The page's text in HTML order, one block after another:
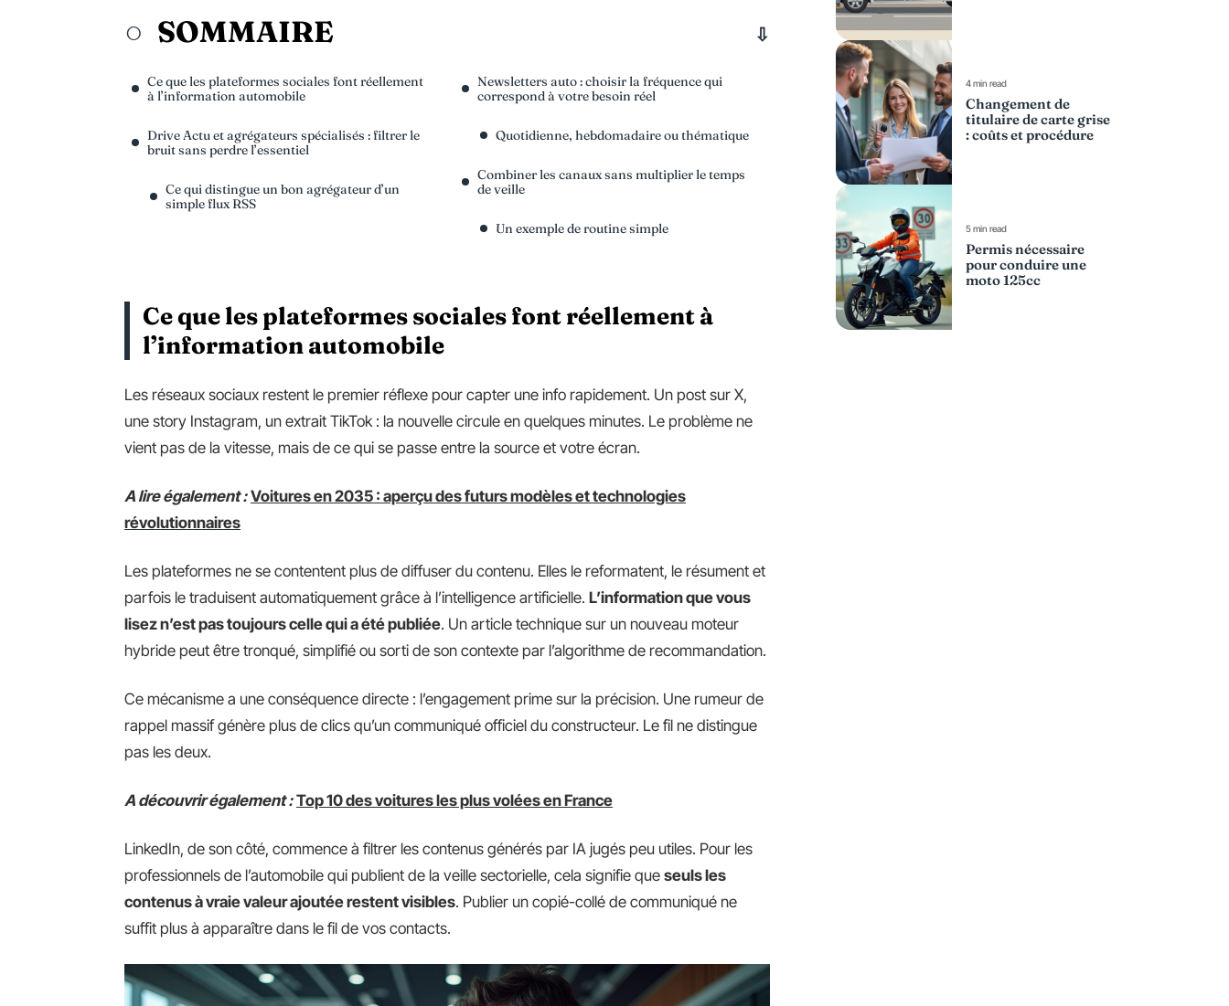
SOMMAIRE
Ce que les plateformes sociales font réellement
à l’information automobile
Drive Actu et agrégateurs spécialisés : filtrer le
bruit sans perdre l’essentiel
Ce qui distingue un bon agrégateur d’un
simple flux RSS
Newsletters auto : choisir la fréquence qui
correspond à votre besoin réel
Quotidienne, hebdomadaire ou thématique
Combiner les canaux sans multiplier le temps
de veille
Un exemple de routine simple
Ce que les plateformes sociales font réellement à
l’information automobile
Les réseaux sociaux restent le premier réflexe pour capter une info rapidement. Un post sur X,
une story Instagram, un extrait TikTok : la nouvelle circule en quelques minutes. Le problème ne
vient pas de la vitesse, mais de ce qui se passe entre la source et votre écran.
A lire également : Voitures en 2035 : aperçu des futurs modèles et technologies
révolutionnaires
Les plateformes ne se contentent plus de diffuser du contenu. Elles le reformatent, le résument et
parfois le traduisent automatiquement grâce à l’intelligence artificielle. L’information que vous
lisez n’est pas toujours celle qui a été publiée. Un article technique sur un nouveau moteur
hybride peut être tronqué, simplifié ou sorti de son contexte par l’algorithme de recommandation.
Ce mécanisme a une conséquence directe : l’engagement prime sur la précision. Une rumeur de
rappel massif génère plus de clics qu’un communiqué officiel du constructeur. Le fil ne distingue
pas les deux.
A découvrir également : Top 10 des voitures les plus volées en France
LinkedIn, de son côté, commence à filtrer les contenus générés par IA jugés peu utiles. Pour les
professionnels de l’automobile qui publient de la veille sectorielle, cela signifie que seuls les
contenus à vraie valeur ajoutée restent visibles. Publier un copié-collé de communiqué ne
suffit plus à apparaître dans le fil de vos contacts.
4 min read
Changement de
titulaire de carte grise
: coûts et procédure
5 min read
Permis nécessaire
pour conduire une
moto 125cc